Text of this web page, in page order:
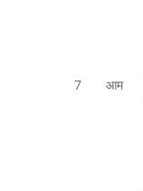
7 आम